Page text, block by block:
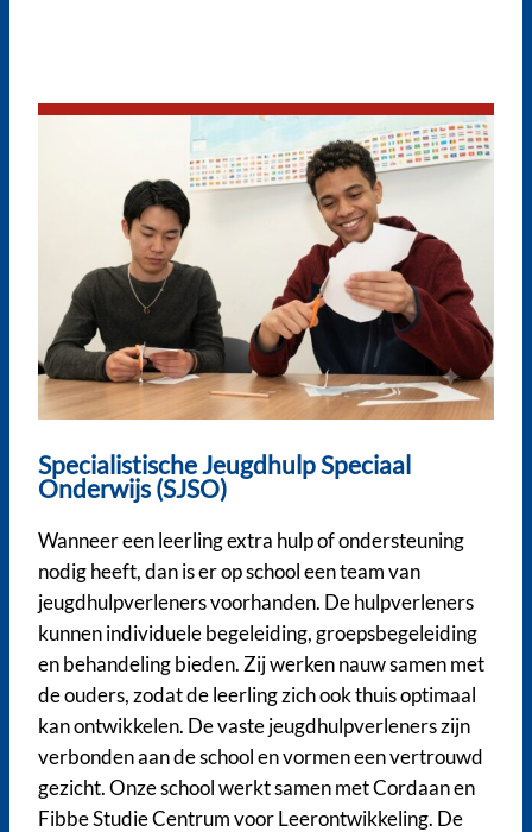
Specialistische Jeugdhulp Speciaal
Onderwijs (SJSO)
Wanneer een leerling extra hulp of ondersteuning
nodig heeft, dan is er op school een team van
jeugdhulpverleners voorhanden. De hulpverleners
kunnen individuele begeleiding, groepsbegeleiding
en behandeling bieden. Zij werken nauw samen met
de ouders, zodat de leerling zich ook thuis optimaal
kan ontwikkelen. De vaste jeugdhulpverleners zijn
verbonden aan de school en vormen een vertrouwd
gezicht. Onze school werkt samen met Cordaan en
Fibbe Studie Centrum voor Leerontwikkeling. De